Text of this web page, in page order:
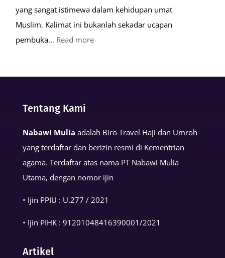
yang sangat istimewa dalam kehidupan umat
Muslim. Kalimat ini bukanlah sekadar ucapan
pembuka… Read more:
Muslim
Tentang Kami
Nabawi Mulia adalah Biro Travel Haji dan Umroh
yang terdaftar dan berizin resmi di Kementrian
agama. Terdaftar atas nama PT Nabawi Mulia
Utama, dengan nomor ijin
• Ijin PPIU : U.277 / 2021
• Ijin PIHK : 91201048416390001/2021
Artikel